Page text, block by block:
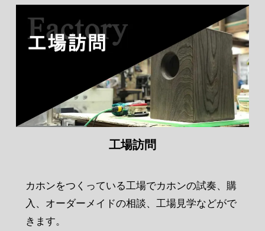
工場訪問
カホンをつくっている工場でカホンの試奏、購
入、オーダーメイドの相談、工場見学などがで
きます。